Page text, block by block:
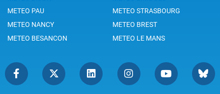
METEO PAU
METEO STRASBOURG
METEO NANCY
METEO BREST
METEO BESANCON
METEO LE MANS